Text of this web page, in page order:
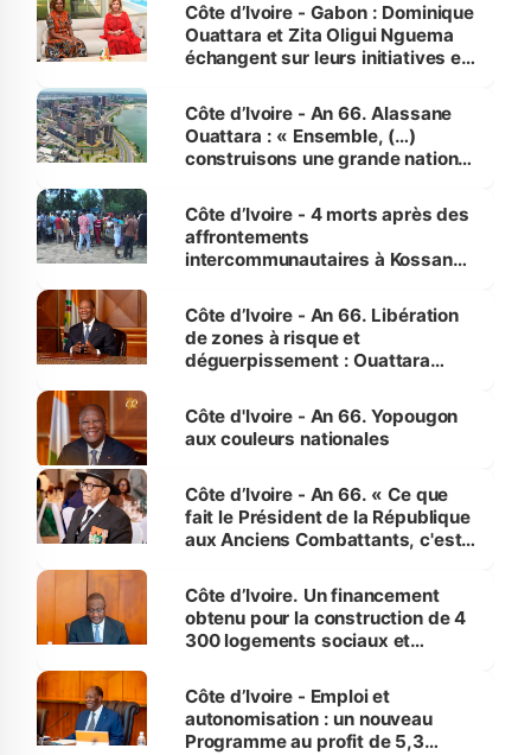
Côte d’Ivoire - Gabon : Dominique
Ouattara et Zita Oligui Nguema
échangent sur leurs initiatives en
enfants
Côte d’Ivoire - An 66. Alassane
Ouattara : « Ensemble, (…)
construisons une grande nation
générations futures »
Côte d’Ivoire - 4 morts après des
affrontements
intercommunautaires à Kossandji
milieu des sinistrés
Côte d’Ivoire - An 66. Libération
de zones à risque et
déguerpissement : Ouattara
l'Etat de droit pour préserver les
vies humaines »
Côte d'Ivoire - An 66. Yopougon
aux couleurs nationales
Côte d’Ivoire - An 66. « Ce que
fait le Président de la République
aux Anciens Combattants, c'est
Côte d’Ivoire. Un financement
obtenu pour la construction de 4
300 logements sociaux et
et Yamoussoukro
Côte d’Ivoire - Emploi et
autonomisation : un nouveau
Programme au profit de 5,3